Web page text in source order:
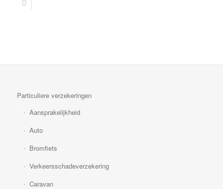
Particuliere verzekeringen
Aansprakelijkheid
Auto
Bromfiets
Verkeersschadeverzekering
Caravan